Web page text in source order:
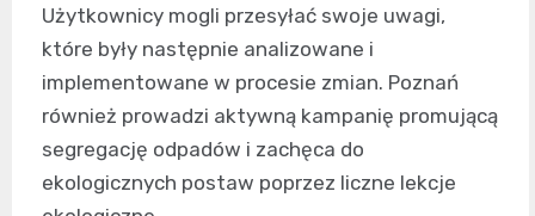
Użytkownicy mogli przesyłać swoje uwagi,
które były następnie analizowane i
implementowane w procesie zmian. Poznań
również prowadzi aktywną kampanię promującą
segregację odpadów i zachęca do
ekologicznych postaw poprzez liczne lekcje